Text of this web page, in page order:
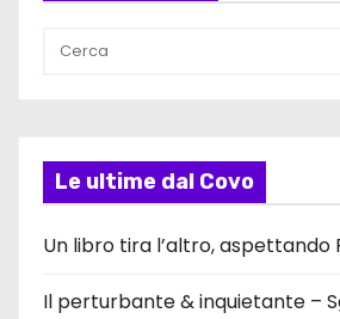
Le ultime dal Covo
Un libro tira l’altro, aspettando
Il perturbante & inquietante –